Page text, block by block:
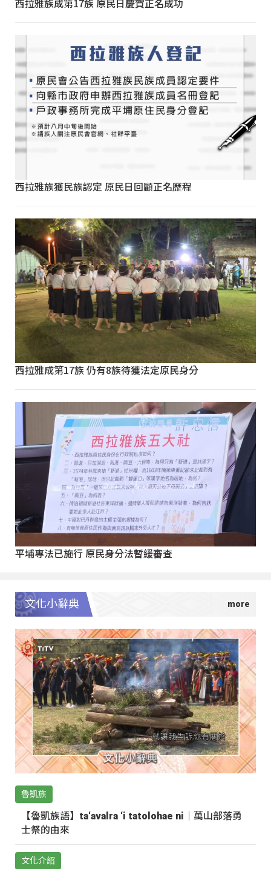
西拉雅族成第17族 原民日慶賀正名成功
西拉雅族獲民族認定 原民日回顧正名歷程
西拉雅成第17族 仍有8族待獲法定原民身分
平埔專法已施行 原民身分法暫緩審查
文化小辭典
魯凱族
【魯凱族語】ta‘avalra ‘i tatolohae ni｜萬山部落勇
士祭的由來
文化介紹